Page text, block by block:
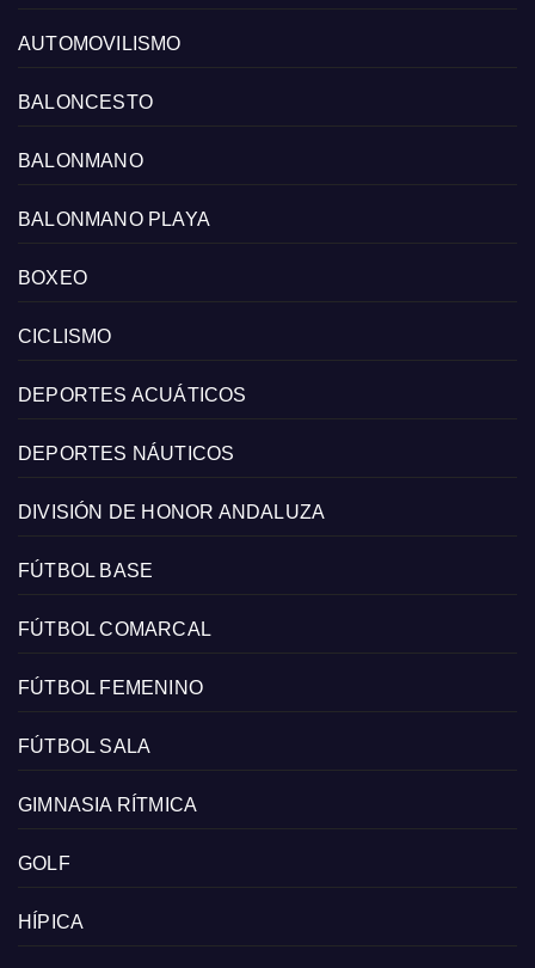
AUTOMOVILISMO
BALONCESTO
BALONMANO
BALONMANO PLAYA
BOXEO
CICLISMO
DEPORTES ACUÁTICOS
DEPORTES NÁUTICOS
DIVISIÓN DE HONOR ANDALUZA
FÚTBOL BASE
FÚTBOL COMARCAL
FÚTBOL FEMENINO
FÚTBOL SALA
GIMNASIA RÍTMICA
GOLF
HÍPICA